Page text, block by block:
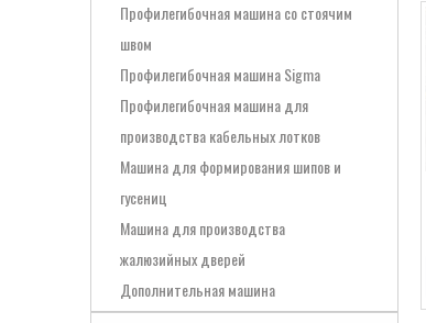
Профилегибочная машина со стоячим
швом
Профилегибочная машина Sigma
Профилегибочная машина для
производства кабельных лотков
Машина для формирования шипов и
гусениц
Машина для производства
жалюзийных дверей
Дополнительная машина